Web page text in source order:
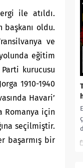
ile atıldı.
başkanı oldu.
ve
eğitim
kurucusu
1910-1940
Havari’
Romanya için
seçilmiştir.
başarmış bir